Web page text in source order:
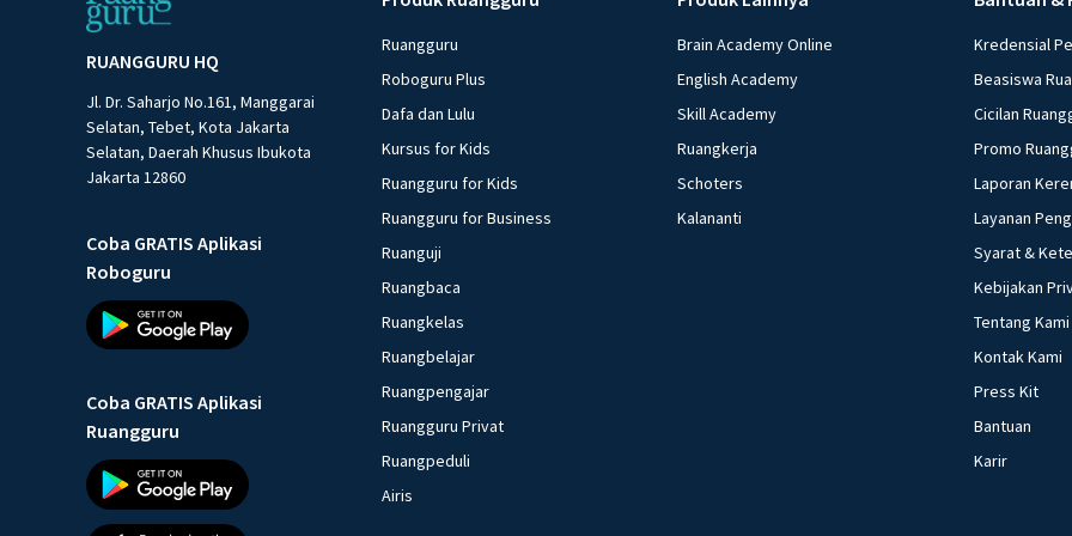
RUANGGURU HQ
Jl. Dr. Saharjo No.161, Manggarai
Selatan, Tebet, Kota Jakarta
Selatan, Daerah Khusus Ibukota
Jakarta 12860
Coba GRATIS Aplikasi
Roboguru
Coba GRATIS Aplikasi
Ruangguru
Ruangguru
Roboguru Plus
Dafa dan Lulu
Kursus for Kids
Ruangguru for Kids
Ruangguru for Business
Ruanguji
Ruangbaca
Ruangkelas
Ruangbelajar
Ruangpengajar
Ruangguru Privat
Ruangpeduli
Airis
Brain Academy Online
English Academy
Skill Academy
Ruangkerja
Schoters
Kalananti
Kredensial
Beasiswa
Cicilan
Promo
Laporan
Layanan
Syarat &
Kebijakan
Tentang Kami
Kontak Kami
Press Kit
Bantuan
Karir